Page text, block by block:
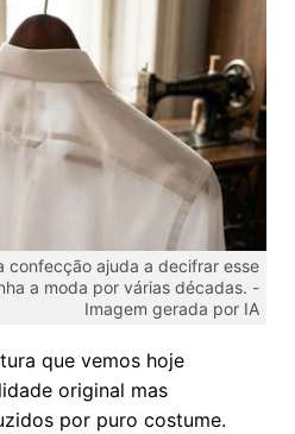
confecção ajuda a decifrar esse
a moda por várias décadas. -
Imagem gerada por IA
que vemos hoje
original mas
por puro costume.